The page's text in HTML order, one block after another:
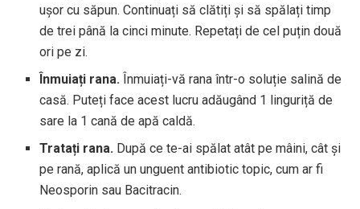
ușor cu săpun. Continuați să clătiți și să spălați timp
de trei până la cinci minute. Repetați de cel puțin două
ori pe zi.
Înmuiați rana. Înmuiați-vă rana într-o soluție salină de
casă. Puteți face acest lucru adăugând 1 linguriță de
sare la 1 cană de apă caldă.
Tratați rana. După ce te-ai spălat atât pe mâini, cât și
pe rană, aplică un unguent antibiotic topic, cum ar fi
Neosporin sau Bacitracin.